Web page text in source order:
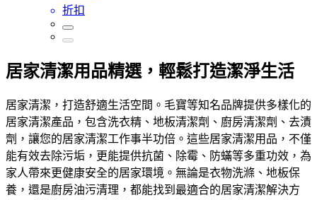
折扣
居家清潔用品精選，輕鬆打造潔淨生活
居家清潔，打造舒適生活空間。毛寶等知名品牌提供多樣化的
居家清潔產品，包含洗衣精、地板清潔劑、廚房清潔劑、去漬
劑，讓您的居家清潔工作事半功倍。這些居家清潔用品，不僅
能有效去除污垢，更能提供抗菌、除霉、防蟎等多重功效，為
家人帶來更健康安全的居家環境。無論是衣物洗滌、地板保
養，還是廚房油污清理，都能找到最適合的居家清潔解決方